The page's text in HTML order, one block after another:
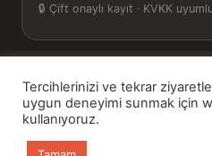
🔒 Çift onaylı kayıt · KVKK
© 2026 Bookinton —
HT Book Review —
Tercihlerinizi ve tekrar
uygun deneyimi sunmak için
kullanıyoruz.